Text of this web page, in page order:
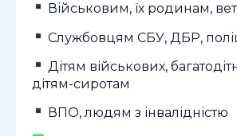
Військовим, їх родинам,
Службовцям СБУ, ДБР,
Дітям військових,
дітям-сиротам
ВПО, людям з інвалідністю